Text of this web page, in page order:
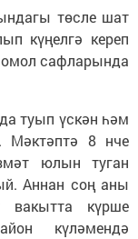
төсле шат
күңелгә кереп
сафларында
туып үскән һәм
Мәктәптә 8 нче
юлын туган
Аннан соң аны
вакытта күрше
күләмендә